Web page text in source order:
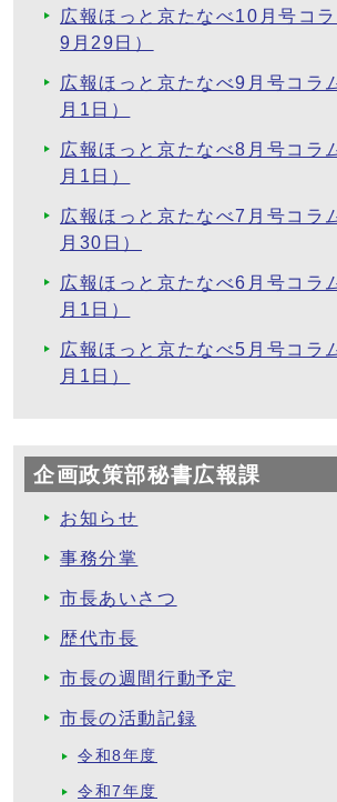
広報ほっと京たなべ10月号コ
9月29日）
広報ほっと京たなべ9月号コラ
月1日）
広報ほっと京たなべ8月号コラ
月1日）
広報ほっと京たなべ7月号コラ
月30日）
広報ほっと京たなべ6月号コラ
月1日）
広報ほっと京たなべ5月号コラ
月1日）
企画政策部秘書広報課
お知らせ
事務分掌
市長あいさつ
歴代市長
市長の週間行動予定
市長の活動記録
令和8年度
令和7年度